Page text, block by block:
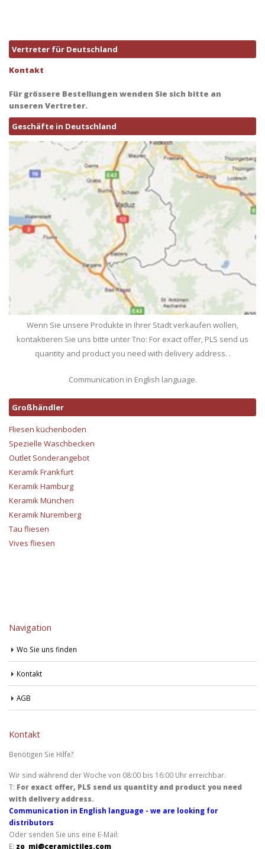
Vertreter für Deutschland
Kontakt
Für grössere Bestellungen wenden Sie sich bitte an
unseren Vertreter.
Geschäfte in Deutschland
Wenn Sie unsere Produkte in Ihrer Stadt verkaufen wollen,
kontaktieren Sie uns bitte unter Tno: For exact offer, PLS send us
quantity and product you need with delivery address. .
Communication in English language.
Großhändler
Fliesen küchenboden
Spezielle Waschbecken
Outlet Sonderangebot
Keramik Frankfurt
Keramik Hamburg
Keramik München
Keramik Nuremberg
Tau fliesen
Vives fliesen
Navigation
Wo Sie uns finden
Kontakt
AGB
Kontakt
Benötigen Sie Hilfe?
Wir sind während der Woche von 08:00 bis 16:00 Uhr erreichbar.
T: For exact offer, PLS send us quantity and product you need
with delivery address.
Communication in English language - we are looking for
distributors
Oder senden Sie uns eine E-Mail:
E: zo_mi@ceramictiles.com